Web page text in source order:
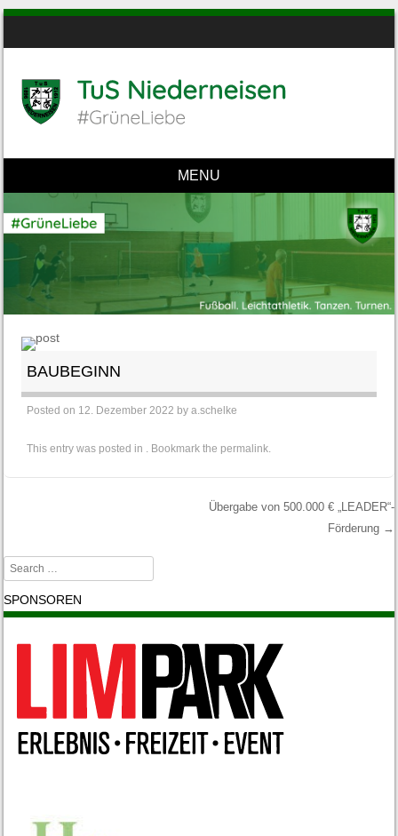
MENU
BAUBEGINN
Posted on 12. Dezember 2022 bya.schelke
This entry was posted in . Bookmark the permalink
Übergabe von 500.000 € „LEADER“-
Förderung →
Search
SPONSOREN